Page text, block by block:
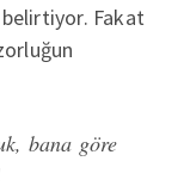
Fakat
bana göre